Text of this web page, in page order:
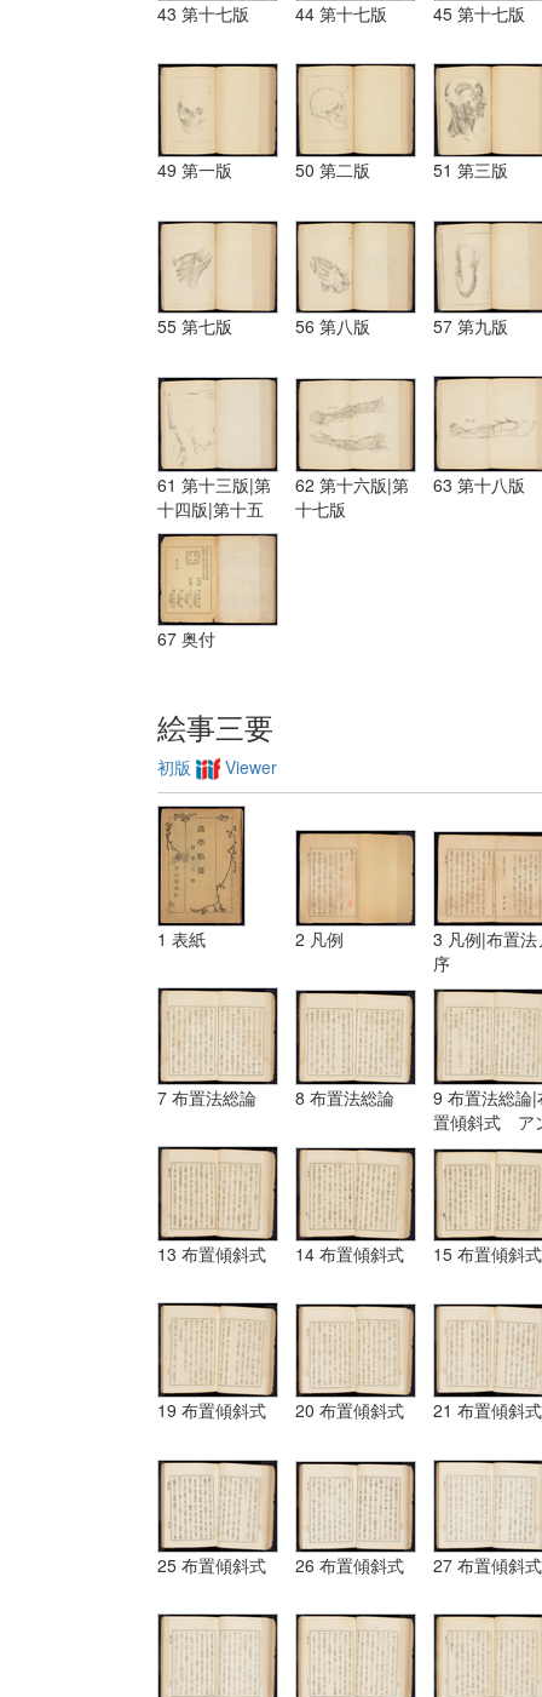
43 第十七版 44 第十七版 45 第十七版
49 第一版 50 第二版 51 第三版
55 第七版 56 第八版 57 第九版
61 第十三版|第
十四版|第十五
版
62 第十六版|第
十七版
63 第十八版
67 奥付
絵事三要
初版 Viewer
1 表紙 2 凡例
3 凡例|布置法
序
7 布置法総論 8 布置法総論
9 布置法総論|
置傾斜式 ア
ギュラール、
ムポシシヨン
13 布置傾斜式 14 布置傾斜式 15 布置傾斜式
19 布置傾斜式 20 布置傾斜式 21 布置傾斜式
25 布置傾斜式 26 布置傾斜式 27 布置傾斜式